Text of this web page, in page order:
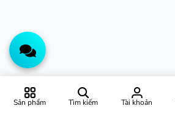
Sản phẩm Tìm kiếm Tài khoản